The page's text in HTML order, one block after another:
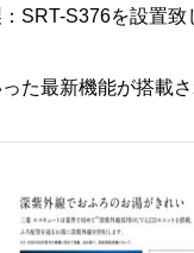
SRT-S376を設置致
た最新機能が搭載